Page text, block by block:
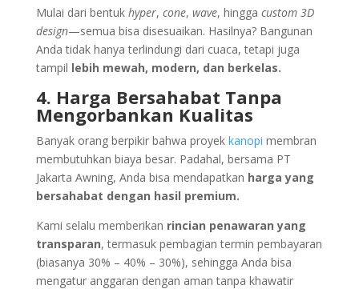
Mulai dari bentuk hyper, cone, wave, hingga custom 3D
design—semua bisa disesuaikan. Hasilnya? Bangunan
Anda tidak hanya terlindungi dari cuaca, tetapi juga
tampil lebih mewah, modern, dan berkelas.
4. Harga Bersahabat Tanpa
Mengorbankan Kualitas
Banyak orang berpikir bahwa proyek kanopi membran
membutuhkan biaya besar. Padahal, bersama PT
Jakarta Awning, Anda bisa mendapatkan harga yang
bersahabat dengan hasil premium.
Kami selalu memberikan rincian penawaran yang
transparan, termasuk pembagian termin pembayaran
(biasanya 30% – 40% – 30%), sehingga Anda bisa
mengatur anggaran dengan aman tanpa khawatir